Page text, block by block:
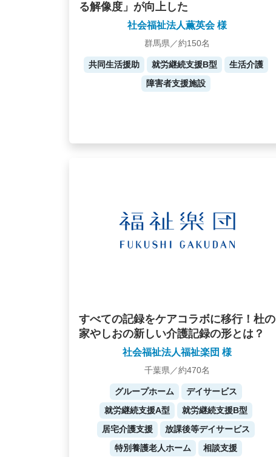
る解像度」が向上した
社会福祉法人薫英会 様
群馬県／約150名
共同生活援助 就労継続支援B型
生活介護
障害者支援施設
すべての記録をケアコラボに移行！杜の
家やしおの新しい介護記録の形とは？
社会福祉法人福祉楽団 様
千葉県／約470名
グループホーム
デイサービス
就労継続支援A型
就労継続支援B型
居宅介護支援
放課後等デイサービス
特別養護老人ホーム
相談支援